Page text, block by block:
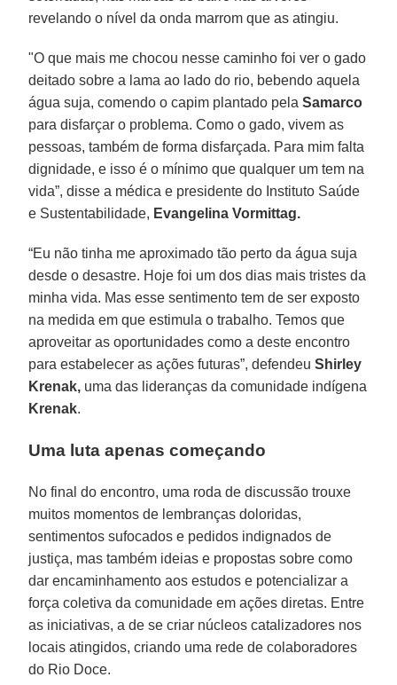
revelando o nível da onda marrom que as atingiu.
"O que mais me chocou nesse caminho foi ver o gado
deitado sobre a lama ao lado do rio, bebendo aquela
água suja, comendo o capim plantado pelaSamarco
para disfarçar o problema. Como o gado, vivem as
pessoas, também de forma disfarçada. Para mim falta
dignidade, e isso é o mínimo que qualquer um tem na
vida”, disse a médica e presidente do Instituto Saúde
e Sustentabilidade, Evangelina Vormittag.
“Eu não tinha me aproximado tão perto da água suja
desde o desastre. Hoje foi um dos dias mais tristes da
minha vida. Mas esse sentimento tem de ser exposto
na medida em que estimula o trabalho. Temos que
aproveitar as oportunidades como a deste encontro
para estabelecer as ações futuras”, defendeuShirley
Krenak, uma das lideranças da comunidade indígena
Krenak.
Uma luta apenas começando
No final do encontro, uma roda de discussão trouxe
muitos momentos de lembranças doloridas,
sentimentos sufocados e pedidos indignados de
justiça, mas também ideias e propostas sobre como
dar encaminhamento aos estudos e potencializar a
força coletiva da comunidade em ações diretas. Entre
as iniciativas, a de se criar núcleos catalizadores nos
locais atingidos, criando uma rede de colaboradores
do Rio Doce.